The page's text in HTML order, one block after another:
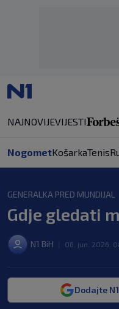
NAJNOVIJEVIJESTI
NogometKošarkaTenis
GENERALKA PRED MUNDIJAL
Gdje gledati
N1 BiH 06. jun. 2026.
Dodajte